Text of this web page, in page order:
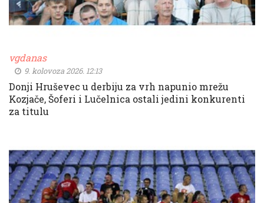
vgdanas
9. kolovoza 2026. 12:13
Donji Hruševec u derbiju za vrh napunio mrežu
Kozjače, Šoferi i Lučelnica ostali jedini konkurenti
za titulu